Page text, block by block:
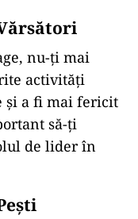
nu-ți mai
activități
și a fi mai fericit
să-ți
de lider în